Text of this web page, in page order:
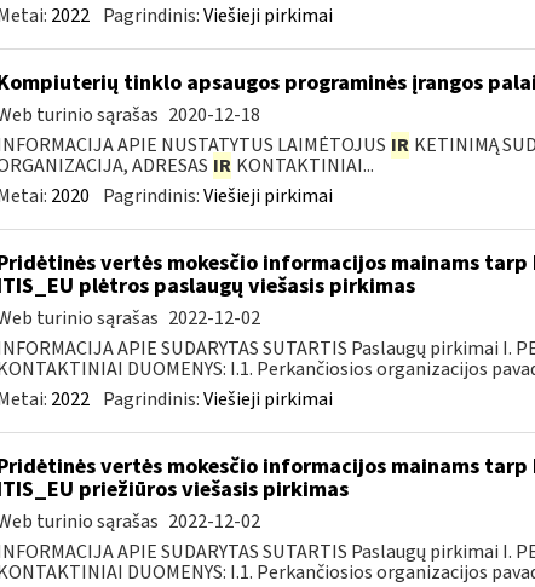
2022 Pagrindinis:Viešieji pirkimai
tinklo apsaugos programinės įrangos
turinio sąrašas 2020-12-18
APIE NUSTATYTUS LAIMĖTOJUS IR KETINIMĄ
ADRESAS IR KONTAKTINIAI...
2020 Pagrindinis:Viešieji pirkimai
vertės mokesčio informacijos mainams
plėtros paslaugų viešasis pirkimas
turinio sąrašas 2022-12-02
APIE SUDARYTAS SUTARTIS Paslaugų pirkimai I.
DUOMENYS: I.1. Perkančiosios organizacijos
2022 Pagrindinis:Viešieji pirkimai
vertės mokesčio informacijos mainams
priežiūros viešasis pirkimas
turinio sąrašas 2022-12-02
APIE SUDARYTAS SUTARTIS Paslaugų pirkimai I.
DUOMENYS: I.1. Perkančiosios organizacijos